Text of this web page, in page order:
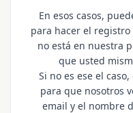
En esos casos,
para hacer el
no está en nuestra
que usted
Si no es ese el
para que nosotros
email y el nombre